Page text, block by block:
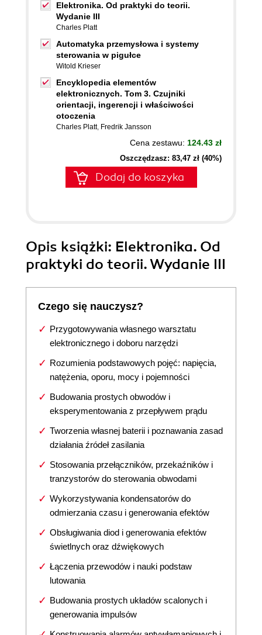
Elektronika. Od praktyki do teorii.
Wydanie III
Charles Platt
Automatyka przemysłowa i systemy
sterowania w pigułce
Witold Krieser
Encyklopedia elementów
elektronicznych. Tom 3. Czujniki
orientacji, ingerencji i właściwości
otoczenia
Charles Platt, Fredrik Jansson
Cena zestawu: 124.43 zł
Oszczędzasz: 83,47 zł (40%)
Dodaj do koszyka
Opis książki: Elektronika. Od
praktyki do teorii. Wydanie III
Czego się nauczysz?
Przygotowywania własnego warsztatu
elektronicznego i doboru narzędzi
Rozumienia podstawowych pojęć: napięcia,
natężenia, oporu, mocy i pojemności
Budowania prostych obwodów i
eksperymentowania z przepływem prądu
Tworzenia własnej baterii i poznawania zasad
działania źródeł zasilania
Stosowania przełączników, przekaźników i
tranzystorów do sterowania obwodami
Wykorzystywania kondensatorów do
odmierzania czasu i generowania efektów
Obsługiwania diod i generowania efektów
świetlnych oraz dźwiękowych
Łączenia przewodów i nauki podstaw
lutowania
Budowania prostych układów scalonych i
generowania impulsów